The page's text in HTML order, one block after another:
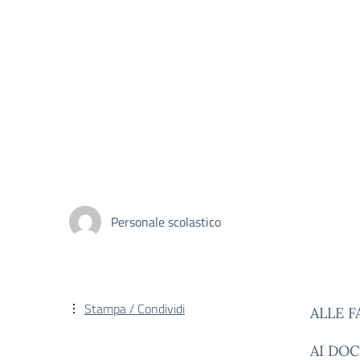
Personale scolastico
ALLE
AI
Stampa / Condividi